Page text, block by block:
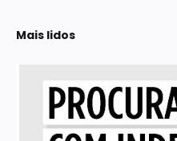
Mais lidos